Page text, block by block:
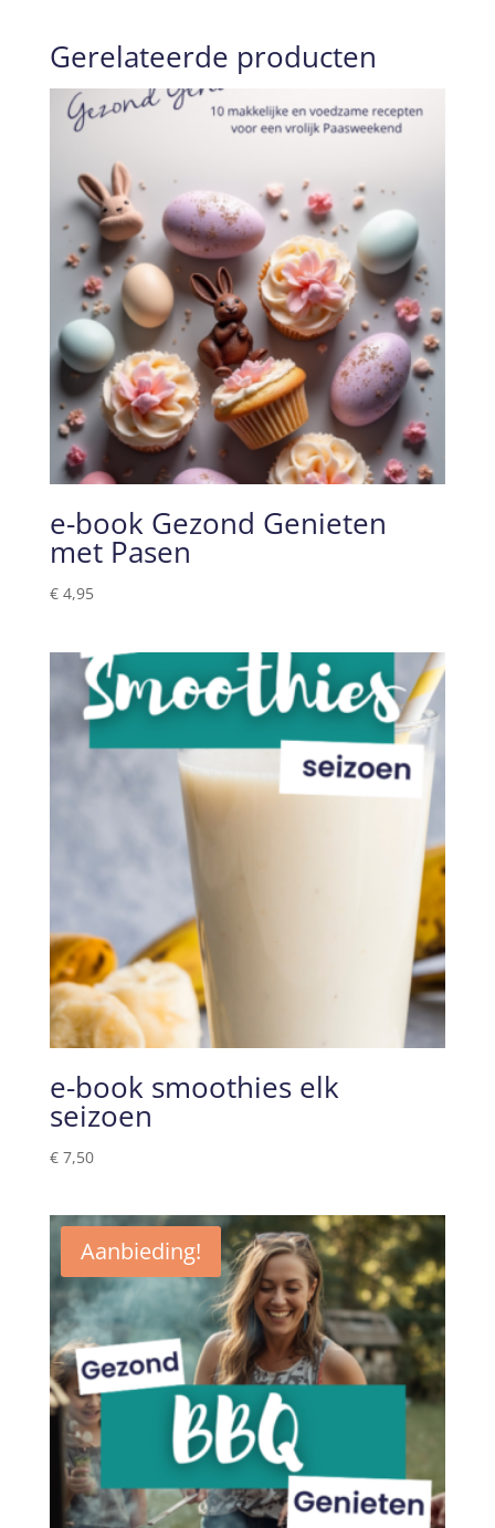
Gerelateerde producten
e-book Gezond Genieten
met Pasen
€4,95
e-book smoothies elk
seizoen
€7,50
Aanbieding!